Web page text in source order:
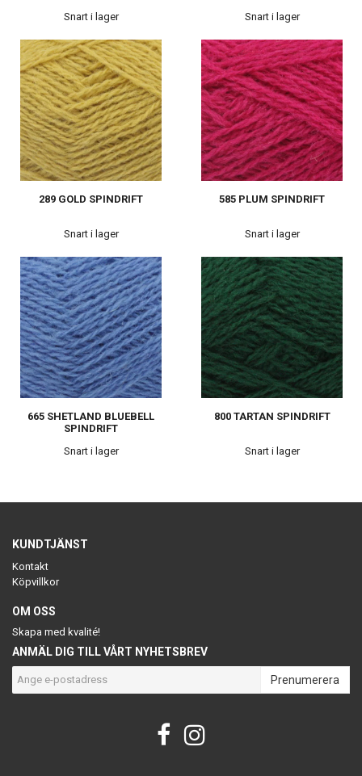
Snart i lager Snart i lager
289 GOLD SPINDRIFT
Snart i lager
585 PLUM SPINDRIFT
Snart i lager
665 SHETLAND BLUEBELL
SPINDRIFT
Snart i lager
800 TARTAN SPINDRIFT
Snart i lager
KUNDTJÄNST
Kontakt
Köpvillkor
OM OSS
Skapa med kvalité!
ANMÄL DIG TILL VÅRT NYHETSBREV
Prenumerera